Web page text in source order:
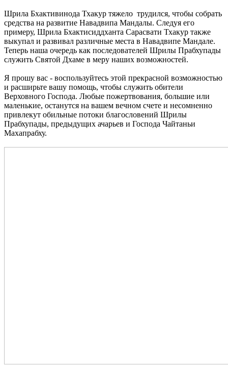
Шрила Бхактивинода Тхакур тяжело трудился, чтобы собрать
средства на развитие Навадвипа Мандалы. Следуя его
примеру, Шрила Бхактисиддханта Сарасвати Тхакур также
выкупал и развивал различные места в Навадвипе Мандале.
Теперь наша очередь как последователей Шрилы Прабхупады
служить Святой Дхаме в меру наших возможностей.
Я прошу вас - воспользуйтесь этой прекрасной возможностью
и расширьте вашу помощь, чтобы служить обители
Верховного Господа. Любые пожертвования, большие или
маленькие, останутся на вашем вечном счете и несомненно
привлекут обильные потоки благословений Шрилы
Прабхупады, предыдущих ачарьев и Господа Чайтаньи
Махапрабху.